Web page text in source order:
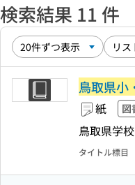
検索結果 11 件
鳥取県小
紙 図
鳥取県学
タイトル標目